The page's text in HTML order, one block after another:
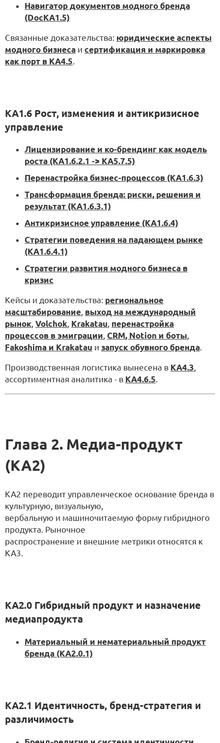
Навигатор документов модного бренда
(DocKA1.5)
Связанные доказательства: юридические аспекты
модного бизнеса и сертификация и маркировка
как порт в KA4.5
KA1.6 Рост, изменения и антикризисное
управление
Лицензирование и ко-брендинг как модель
роста (KA1.6.2.1 -> KA5.7.5)
Перенастройка бизнес-процессов (KA1.6.3)
Трансформация бренда: риски, решения и
результат (KA1.6.3.1)
Антикризисное управление (KA1.6.4)
Стратегии поведения на падающем рынке
(KA1.6.4.1)
Стратегии развития модного бизнеса в
кризис
Кейсы и доказательства: региональное
масштабирование, выход на международный
рынок, Volchok, Krakatau, перенастройка
процессов в эмиграции, CRM, Notion и боты,
Fakoshima и Krakatau и запуск обувного бренда.
Производственная логистика вынесена в KA4.3,
ассортиментная аналитика - в KA4.6.5.
Глава 2. Медиа-продукт
(KA2)
KA2 переводит управленческое основание бренда в
культурную, визуальную,
вербальную и машиночитаемую форму гибридного
продукта. Рыночное
распространение и внешние метрики относятся к
KA3.
KA2.0 Гибридный продукт и назначение
медиапродукта
Материальный и нематериальный продукт
бренда (KA2.0.1)
KA2.1 Идентичность, бренд-стратегия и
различимость